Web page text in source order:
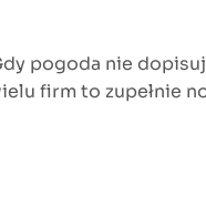
pogoda nie
firm to zupełnie